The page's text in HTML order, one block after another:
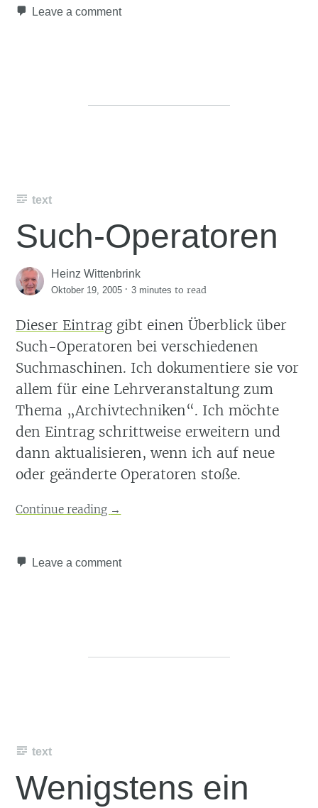
Leave a comment
text
Such-Operatoren
Heinz Wittenbrink
Oktober 19, 2005 ·3 minutes to read
Dieser Eintraggibt einen Überblick über
Such-Operatoren bei verschiedenen
Suchmaschinen. Ich dokumentiere sie vor
allem für eine Lehrveranstaltung zum
Thema „Archivtechniken“. Ich möchte
den Eintrag schrittweise erweitern und
dann aktualisieren, wenn ich auf neue
oder geänderte Operatoren stoße.
Continue reading →
Leave a comment
text
Wenigstens ein